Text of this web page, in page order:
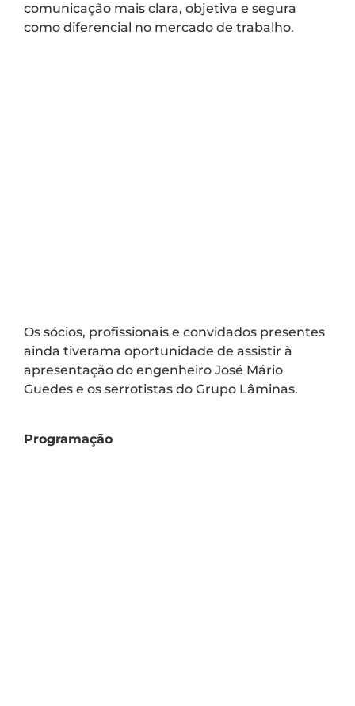
comunicação mais clara, objetiva e segura
como diferencial no mercado de trabalho.
Os sócios, profissionais e convidados presentes
ainda tiverama oportunidade de assistir à
apresentação do engenheiro José Mário
Guedes e os serrotistas do Grupo Lâminas.
Programação